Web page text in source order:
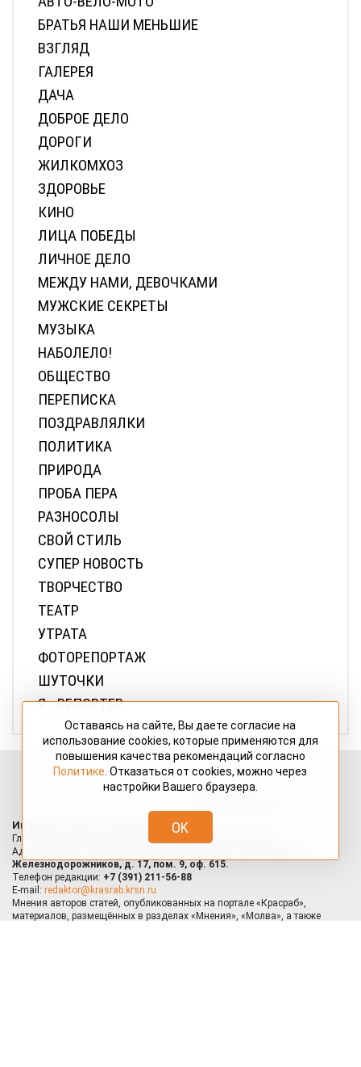
АВТО-ВЕЛО-МОТО
БРАТЬЯ НАШИ МЕНЬШИЕ
ВЗГЛЯД
ГАЛЕРЕЯ
ДАЧА
ДОБРОЕ ДЕЛО
ДОРОГИ
ЖИЛКОМХОЗ
ЗДОРОВЬЕ
КИНО
ЛИЦА ПОБЕДЫ
ЛИЧНОЕ ДЕЛО
МЕЖДУ НАМИ, ДЕВОЧКАМИ
МУЖСКИЕ СЕКРЕТЫ
МУЗЫКА
НАБОЛЕЛО!
ОБЩЕСТВО
ПЕРЕПИСКА
ПОЗДРАВЛЯЛКИ
ПОЛИТИКА
ПРИРОДА
РАЗНОСОЛЫ
СВОЙ СТИЛЬ
СУПЕР НОВОСТЬ
ФОТОРЕПОРТАЖ
ШУТОЧКИ
Я - РЕПОРТЕР
Оставаясь на сайте, Вы даете согласие на
использование cookies, которые применяются для
повышения качества рекомендаций согласно
Политике . Отказаться от cookies, можно через
настройки Вашего браузера.
OK